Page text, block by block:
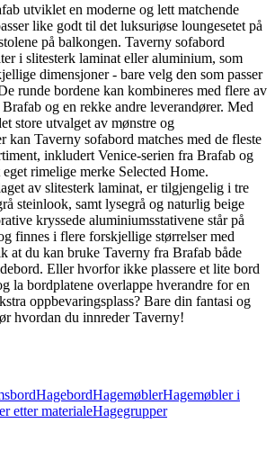
utviklet en moderne og lett matchende
like godt til det luksuriøse loungesetet på
på balkongen. Taverny sofabord
i slitesterk laminat eller aluminium, som
dimensjoner - bare velg den som passer
runde bordene kan kombineres med flere av
og en rekke andre leverandører. Med
store utvalget av mønstre og
kan Taverny sofabord matches med de fleste
inkludert Venice-serien fra Brafab og
rimelige merke Selected Home.
av slitesterk laminat, er tilgjengelig i tre
steinlook, samt lysegrå og naturlig beige
kryssede aluminiumsstativene står på
finnes i flere forskjellige størrelser med
at du kan bruke Taverny fra Brafab både
Eller hvorfor ikke plassere et lite bord
la bordplatene overlappe hverandre for en
oppbevaringsplass? Bare din fantasi og
hvordan du innreder Taverny!
HagebordHagemøblerHagemøbler i
etter materialeHagegrupper